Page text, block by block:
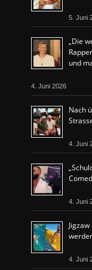
5. Juni
„Die
und
4. Juni 2026
Nach
4. Juni
4. Juni
4. Juni